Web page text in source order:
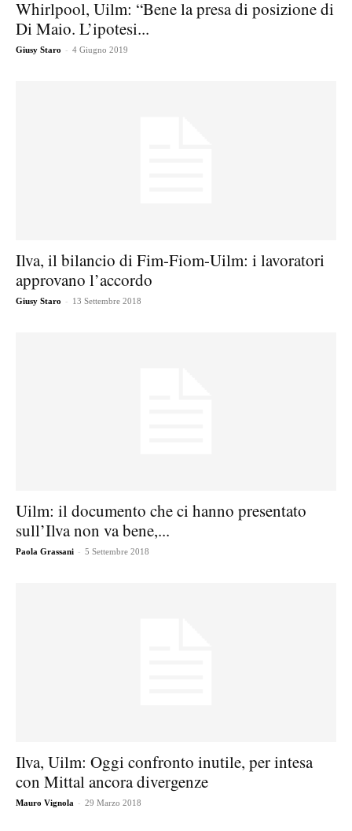
Whirlpool, Uilm: “Bene la presa di posizione di
Di Maio. L’ipotesi...
Giusy Staro - 4 Giugno 2019
Ilva, il bilancio di Fim-Fiom-Uilm: i lavoratori
approvano l’accordo
Giusy Staro - 13 Settembre 2018
Uilm: il documento che ci hanno presentato
sull’Ilva non va bene,...
Paola Grassani - 5 Settembre 2018
Ilva, Uilm: Oggi confronto inutile, per intesa
con Mittal ancora divergenze
Mauro Vignola - 29 Marzo 2018